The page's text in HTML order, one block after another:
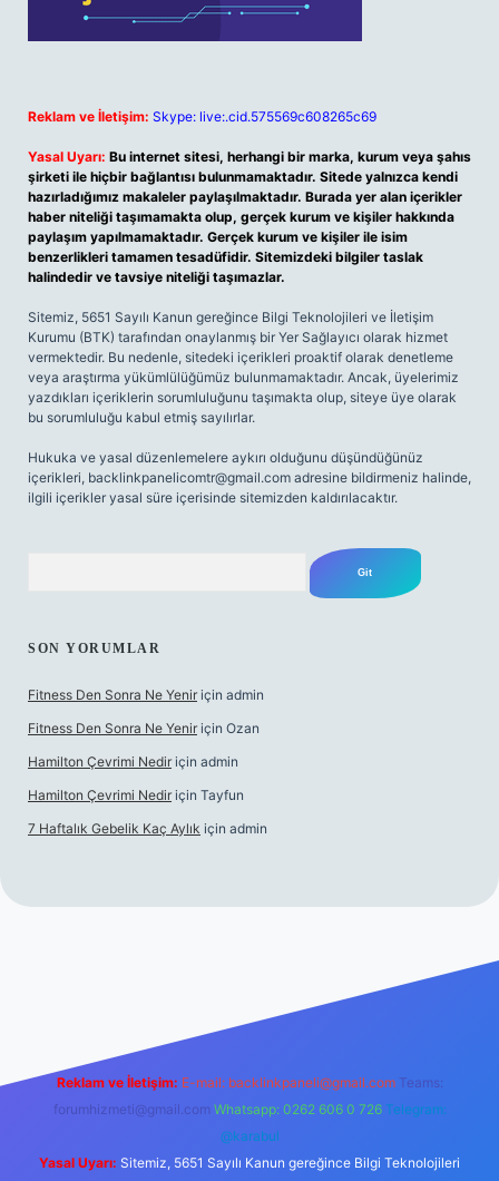
Reklam ve İletişim: Skype: live:.cid.575569c608265c69
Yasal Uyarı: Bu internet sitesi, herhangi bir marka, kurum veya şahıs
şirketi ile hiçbir bağlantısı bulunmamaktadır. Sitede yalnızca kendi
hazırladığımız makaleler paylaşılmaktadır. Burada yer alan içerikler
haber niteliği taşımamakta olup, gerçek kurum ve kişiler hakkında
paylaşım yapılmamaktadır. Gerçek kurum ve kişiler ile isim
benzerlikleri tamamen tesadüfidir. Sitemizdeki bilgiler taslak
halindedir ve tavsiye niteliği taşımazlar.
Sitemiz, 5651 Sayılı Kanun gereğince Bilgi Teknolojileri ve İletişim
Kurumu (BTK) tarafından onaylanmış bir Yer Sağlayıcı olarak hizmet
vermektedir. Bu nedenle, sitedeki içerikleri proaktif olarak denetleme
veya araştırma yükümlülüğümüz bulunmamaktadır. Ancak, üyelerimiz
yazdıkları içeriklerin sorumluluğunu taşımakta olup, siteye üye olarak
bu sorumluluğu kabul etmiş sayılırlar.
Hukuka ve yasal düzenlemelere aykırı olduğunu düşündüğünüz
içerikleri, backlinkpanelicomtr@gmail.com adresine bildirmeniz halinde,
ilgili içerikler yasal süre içerisinde sitemizden kaldırılacaktır.
SON YORUMLAR
Fitness Den Sonra Ne Yenir için admin
Fitness Den Sonra Ne Yenir için Ozan
Hamilton Çevrimi Nedir için admin
Hamilton Çevrimi Nedir için Tayfun
7 Haftalık Gebelik Kaç Aylık için admin
Reklam ve İletişim: E-mail: backlinkpaneli@gmail.com Teams:
forumhizmeti@gmail.com Whatsapp: 0262 606 0 726 Telegram:
@karabul
Yasal Uyarı: Sitemiz, 5651 Sayılı Kanun gereğince Bilgi Teknolojileri